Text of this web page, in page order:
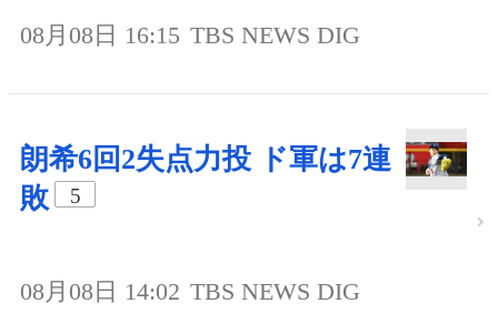
08月08日 16:15 TBS NEWS DIG
朗希6回2失点力投 ド軍は7連
敗
5
08月08日 14:02 TBS NEWS DIG